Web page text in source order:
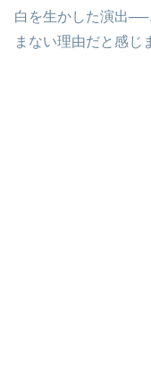
白を生かした演出
まない理由だと感じ